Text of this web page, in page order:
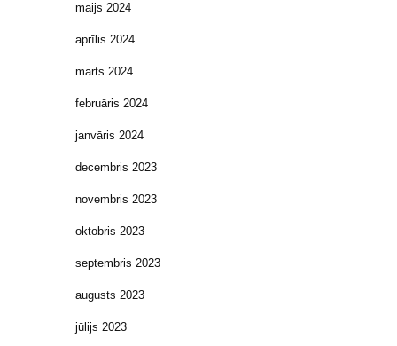
maijs 2024
aprīlis 2024
marts 2024
februāris 2024
janvāris 2024
decembris 2023
novembris 2023
oktobris 2023
septembris 2023
augusts 2023
jūlijs 2023